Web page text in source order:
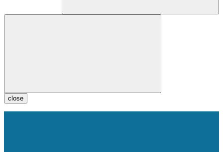
close